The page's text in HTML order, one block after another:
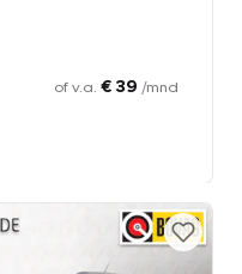
of v.a. € 39 /mnd